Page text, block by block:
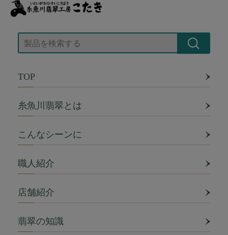
TOP
糸魚川翡翠とは
こんなシーンに
職人紹介
店舗紹介
翡翠の知識